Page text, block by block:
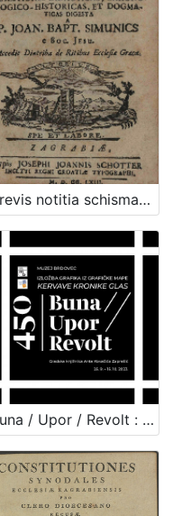
Brevis notitia schismatis Graeci, et controversiarum orientalium, in quaestiones didacticas, chronologico-historicas, et dogmaticas digesta / a p. Joan. Bapt. Simunics e Soc. Jesu. ; [Assertiones theologicas De sacramenti poenitentiae, extremae unctionis, ordinis, & matrimonii, in ... S.J. Academia Zagrabiensi publice propugnaret ... Andreas Novoszel Croata Ivanicsensis, ss. theologiae in tertium
Buna / Upor / Revolt : izložba grafika iz grafičke mape Kervave kronike glas / urednica kataloga Silvija Limani